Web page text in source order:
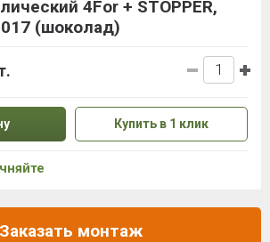
4For + STOPPER,
(шоколад)
Купить в 1 клик
Заказать монтаж